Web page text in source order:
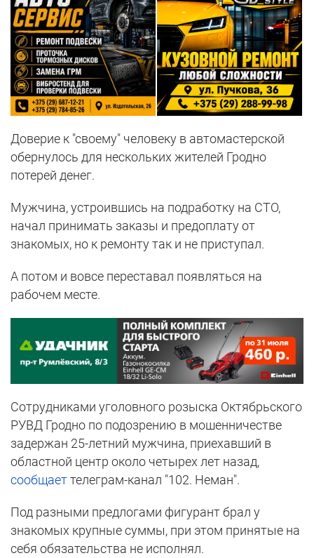
Доверие к "своему" человеку в автомастерской
обернулось для нескольких жителей Гродно
потерей денег.
Мужчина, устроившись на подработку на СТО,
начал принимать заказы и предоплату от
знакомых, но к ремонту так и не приступал.
А потом и вовсе переставал появляться на
рабочем месте.
Сотрудниками уголовного розыска Октябрьского
РУВД Гродно по подозрению в мошенничестве
задержан 25-летний мужчина, приехавший в
областной центр около четырех лет назад,
сообщаеттелеграм-канал "102. Неман".
Под разными предлогами фигурант брал у
знакомых крупные суммы, при этом принятые на
себя обязательства не исполнял.